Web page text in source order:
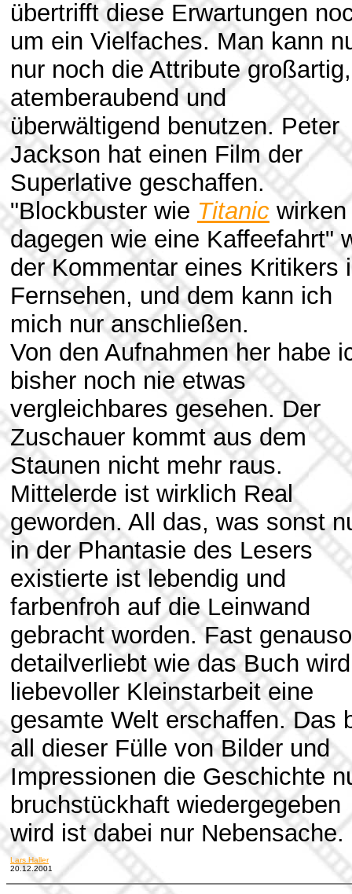
übertrifft diese Erwartungen
um ein Vielfaches. Man kann
nur noch die Attribute großartig,
atemberaubend und
überwältigend benutzen. Peter
Jackson hat einen Film der
Superlative geschaffen.
"Blockbuster wie Titanic wirken
dagegen wie eine Kaffeefahrt"
der Kommentar eines Kritikers
Fernsehen, und dem kann ich
mich nur anschließen.
Von den Aufnahmen her habe
bisher noch nie etwas
vergleichbares gesehen. Der
Zuschauer kommt aus dem
Staunen nicht mehr raus.
Mittelerde ist wirklich Real
geworden. All das, was sonst
in der Phantasie des Lesers
existierte ist lebendig und
farbenfroh auf die Leinwand
gebracht worden. Fast genauso
detailverliebt wie das Buch
liebevoller Kleinstarbeit eine
gesamte Welt erschaffen. Das
all dieser Fülle von Bilder und
Impressionen die Geschichte
bruchstückhaft wiedergegeben
wird ist dabei nur Nebensache.
Lars Haller
20.12.2001